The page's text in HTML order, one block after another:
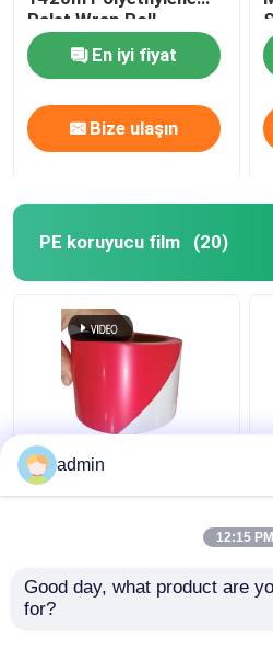
Palet Wrap Roll
En iyi fiyat
Bize ulaşın
PE koruyucu film (20)
Trafik Uyarısı PE
Koruyucu Film Siyah
admin
12:15 PM
Good day, what product are
for?